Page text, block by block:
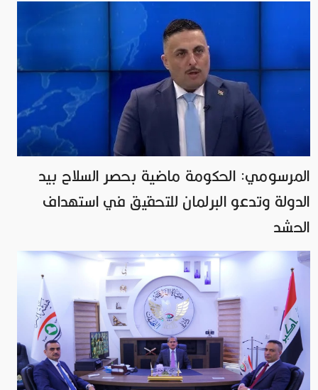
المرسومي: الحكومة ماضية بحصر السلاح بيد
الدولة وتدعو البرلمان للتحقيق في استهداف
الحشد